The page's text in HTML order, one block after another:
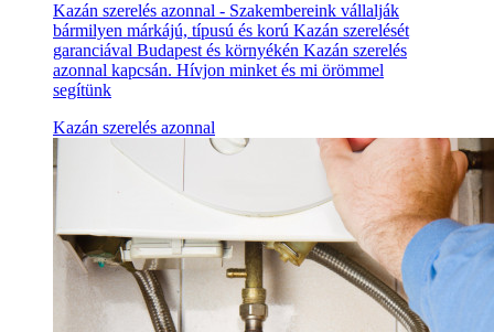
Kazán szerelés azonnal - Szakembereink vállalják
bármilyen márkájú, típusú és korú Kazán szerelését
garanciával Budapest és környékén Kazán szerelés
azonnal kapcsán. Hívjon minket és mi örömmel
segítünk
Kazán szerelés azonnal